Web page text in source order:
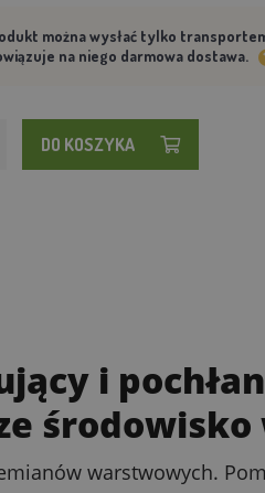
można wysłać tylko
na niego darmowa dostawa.
DO KOSZYKA
i
warstwowych.